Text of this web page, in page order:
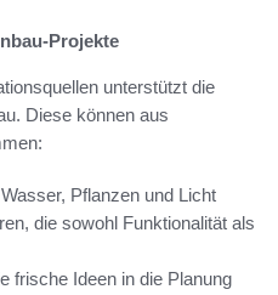
Projekte
unterstützt die
Diese können aus
Pflanzen und Licht
die sowohl Funktionalität als
frische Ideen in die Planung